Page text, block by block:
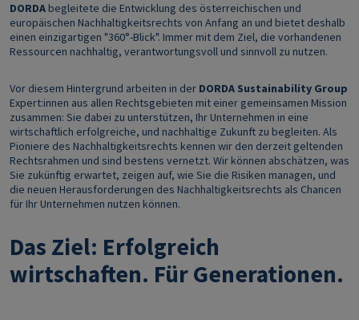
DORDA begleitete die Entwicklung des österreichischen und
europäischen Nachhaltigkeitsrechts von Anfang an und bietet deshalb
einen einzigartigen "360°-Blick". Immer mit dem Ziel, die vorhandenen
Ressourcen nachhaltig, verantwortungsvoll und sinnvoll zu nutzen.
Vor diesem Hintergrund arbeiten in der DORDA Sustainability Group
Expert:innen aus allen Rechtsgebieten mit einer gemeinsamen Mission
zusammen: Sie dabei zu unterstützen, Ihr Unternehmen in eine
wirtschaftlich erfolgreiche, und nachhaltige Zukunft zu begleiten. Als
Pioniere des Nachhaltigkeitsrechts kennen wir den derzeit geltenden
Rechtsrahmen und sind bestens vernetzt. Wir können abschätzen, was
Sie zukünftig erwartet, zeigen auf, wie Sie die Risiken managen, und
die neuen Herausforderungen des Nachhaltigkeitsrechts als Chancen
für Ihr Unternehmen nutzen können.
Das Ziel: Erfolgreich
wirtschaften. Für Generationen.